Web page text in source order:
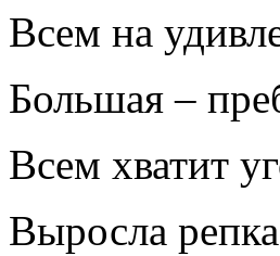
Всем на
Большая –
Всем хватит
Выросла репка